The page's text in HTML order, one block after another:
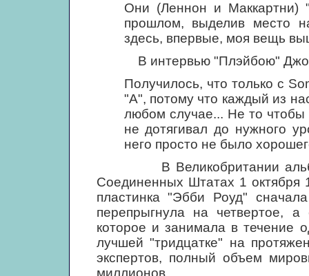
Они (Леннон и Маккартни)
прошлом, выделив место
здесь, впервые, моя вещь
В интервью "Плэйбою" Джон
Получилось, что только с
"А", потому что каждый из
любом случае... Не то
не дотягивал до нужного
него просто не было
В Великобритании альбом
Соединенных Штатах 1
пластинка "Эбби Роуд"
перепрыгнула на четвертое,
которое и занимала в течение
лучшей "тридцатке" на
экспертов, полный объем
миллионов.